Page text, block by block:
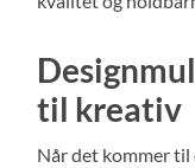
til kreativ
Når det kommer